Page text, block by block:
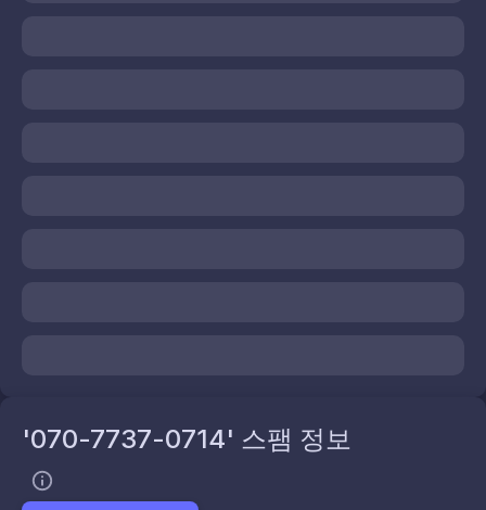
'070-7737-0714' 스팸 정보